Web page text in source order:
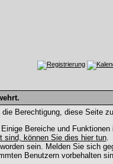
Berechtigung, diese Seite
Bereiche und
sind, können Sie dies hier tun.
sein. Melden Sie sich
Benutzern vorbehalten